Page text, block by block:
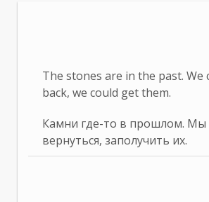
The stones are in the past. We
back, we could get them.
Камни где-то в прошлом.
вернуться, заполучить их.